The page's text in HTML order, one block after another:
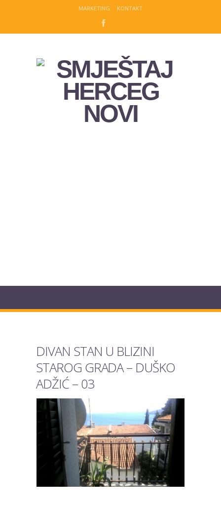
MARKETING KONTAKT
DIVAN STAN U BLIZINI
STAROG GRADA – DUŠKO
ADŽIĆ – 03